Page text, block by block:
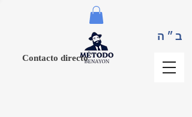
ב״ה
Contacto directo